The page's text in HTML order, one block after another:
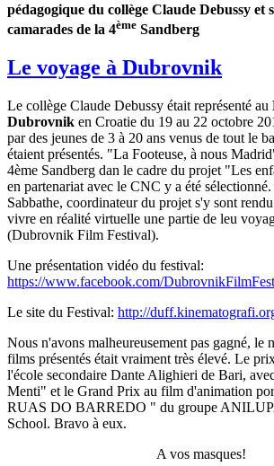
pédagogique du collège Claude Debussy et
camarades de la 4ème Sandberg
Le voyage à Dubrovnik
Le collège Claude Debussy était représenté au
Dubrovnik en Croatie du 19 au 22 octobre
par des jeunes de 3 à 20 ans venus de tout le
étaient présentés. "La Footeuse, à nous
4ème Sandberg dan le cadre du projet "Les
en partenariat avec le CNC y a été
Sabbathe, coordinateur du projet s'y sont
vivre en réalité virtuelle une partie de leu
(Dubrovnik Film Festival).
Une présentation vidéo du festival:
https://www.facebook.com/
Le site du Festival: http://
Nous n'avons malheureusement pas gagné, le
films présentés était vraiment très élevé. Le
l'école secondaire Dante Alighieri de Bari,
Menti" et le Grand Prix au film d'animation
RUAS DO BARREDO " du groupe
School. Bravo à eux.
A vos masques!